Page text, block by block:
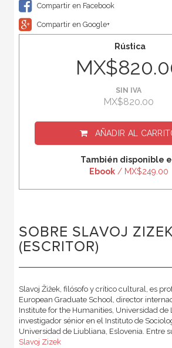
Compartir en Facebook
Compartir en Google+
Rústica
SIN IVA
MX$820.00
AÑADIR AL
También disponible
Ebook/ MX$249.00
SOBRE SLAVOJ
(ESCRITOR)
Slavoj Žižek, filósofo y crítico cultural, es
European Graduate School, director
Institute for the Humanities, Universidad de
investigador sénior en el Instituto de
Universidad de Liubliana, Eslovenia. Entre
Slavoj Zizek